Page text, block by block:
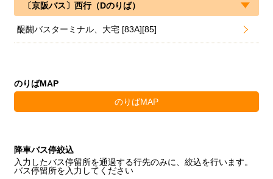
〔京阪バス〕西行（Dのりば）
醍醐バスターミナル、大宅 [83A][85]
のりばMAP
のりばMAP
降車バス停絞込
入力したバス停留所を通過する行先のみに、絞込を行います。
バス停留所を入力してください